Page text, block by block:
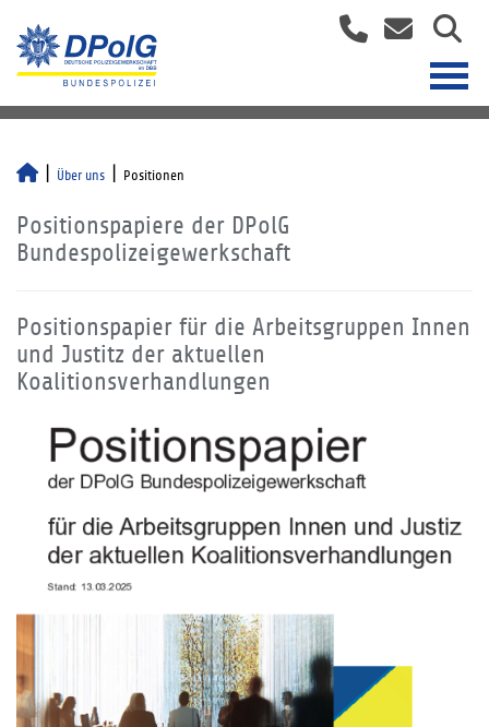
Über uns Positionen
Positionspapiere der DPolG
Bundespolizeigewerkschaft
Positionspapier für die Arbeitsgruppen Innen
und Justitz der aktuellen
Koalitionsverhandlungen